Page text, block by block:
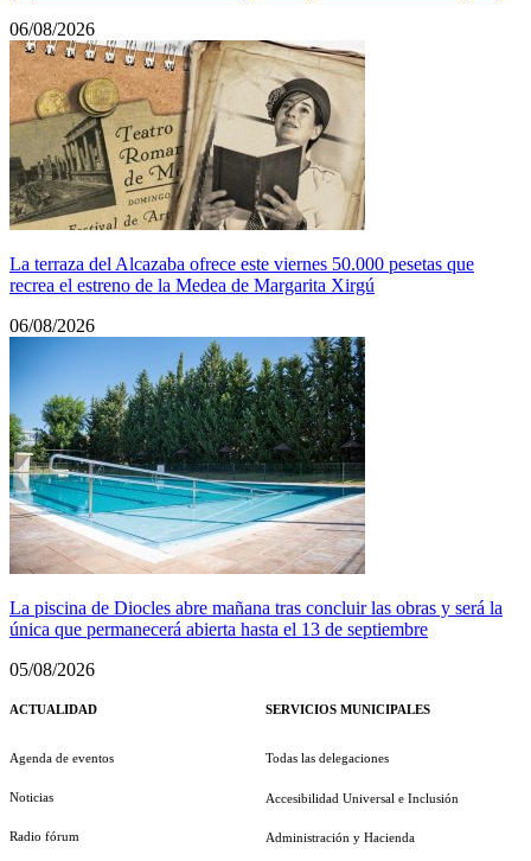
06/08/2026
La terraza del Alcazaba ofrece este viernes 50.000 pesetas que
recrea el estreno de la Medea de Margarita Xirgú
06/08/2026
La piscina de Diocles abre mañana tras concluir las obras y será la
única que permanecerá abierta hasta el 13 de septiembre
05/08/2026
ACTUALIDAD
Agenda de eventos
Noticias
Radio fórum
SERVICIOS MUNICIPALES
Todas las delegaciones
Accesibilidad Universal e Inclusión
Administración y Hacienda